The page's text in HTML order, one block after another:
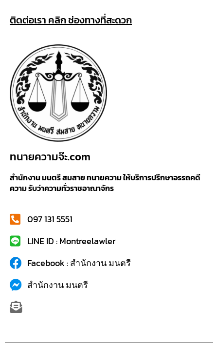
ติดต่อเรา คลิก ช่องทางที่สะดวก
ทนายความจ๊ะ.com
สำนักงาน มนตรี สมสาย ทนายความ ให้บริการปรึกษาอรรถคดี
ความ รับว่าความทั่วราชอาณาจักร
097 131 5551
LINE ID : Montreelawler
Facebook : สำนักงาน มนตรี
สำนักงาน มนตรี